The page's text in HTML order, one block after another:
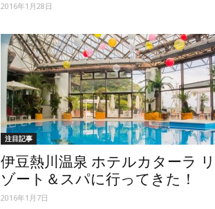
2016年1月28日
注目記事
伊豆熱川温泉 ホテルカターラ リ
ゾート＆スパに行ってきた！
2016年1月7日